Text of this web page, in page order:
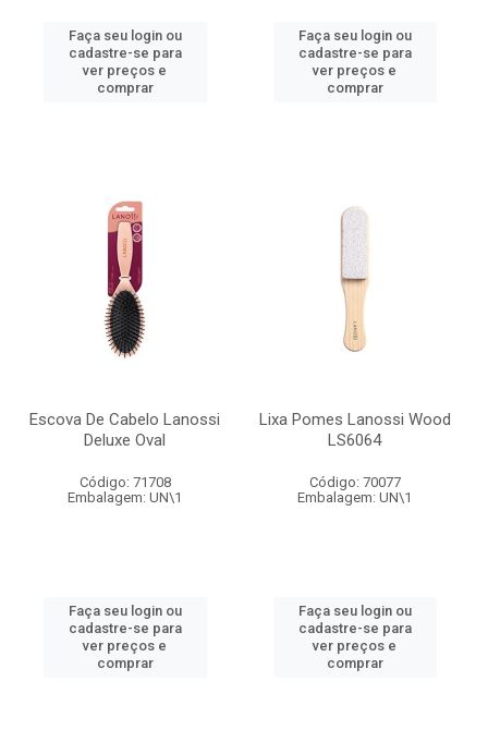
Faça seu login ou
cadastre-se para
ver preços e
comprar
Faça seu login ou
cadastre-se para
ver preços e
comprar
Escova De Cabelo Lanossi
Deluxe Oval
Código: 71708
Embalagem: UN\1
Faça seu login ou
cadastre-se para
ver preços e
comprar
Lixa Pomes Lanossi Wood
LS6064
Código: 70077
Embalagem: UN\1
Faça seu login ou
cadastre-se para
ver preços e
comprar